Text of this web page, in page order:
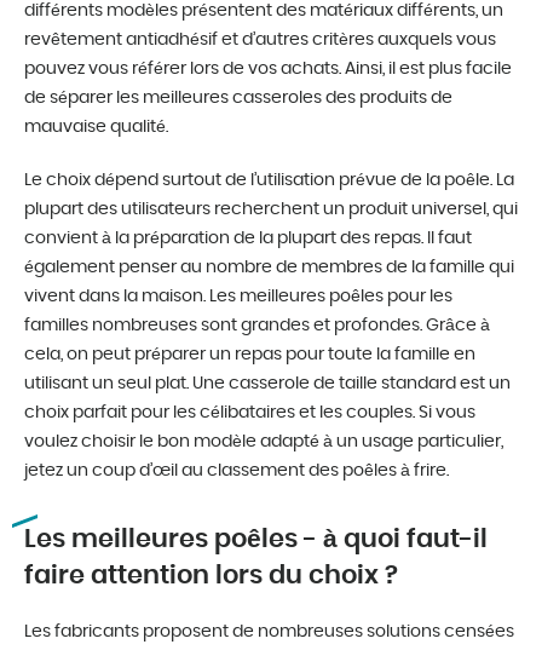
différents modèles présentent des matériaux différents, un
revêtement antiadhésif et d’autres critères auxquels vous
pouvez vous référer lors de vos achats. Ainsi, il est plus facile
de séparer les meilleures casseroles des produits de
mauvaise qualité.
Le choix dépend surtout de l’utilisation prévue de la poêle. La
plupart des utilisateurs recherchent un produit universel, qui
convient à la préparation de la plupart des repas. Il faut
également penser au nombre de membres de la famille qui
vivent dans la maison. Les meilleures poêles pour les
familles nombreuses sont grandes et profondes. Grâce à
cela, on peut préparer un repas pour toute la famille en
utilisant un seul plat. Une casserole de taille standard est un
choix parfait pour les célibataires et les couples. Si vous
voulez choisir le bon modèle adapté à un usage particulier,
jetez un coup d’œil au classement des poêles à frire.
Les meilleures poêles - à quoi faut-il
faire attention lors du choix ?
Les fabricants proposent de nombreuses solutions censées